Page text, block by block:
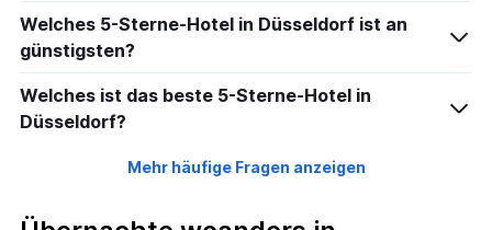
Welches 5-Sterne-Hotel in Düsseldorf ist an
günstigsten?
Welches ist das beste 5-Sterne-Hotel in
Düsseldorf?
Mehr häufige Fragen anzeigen